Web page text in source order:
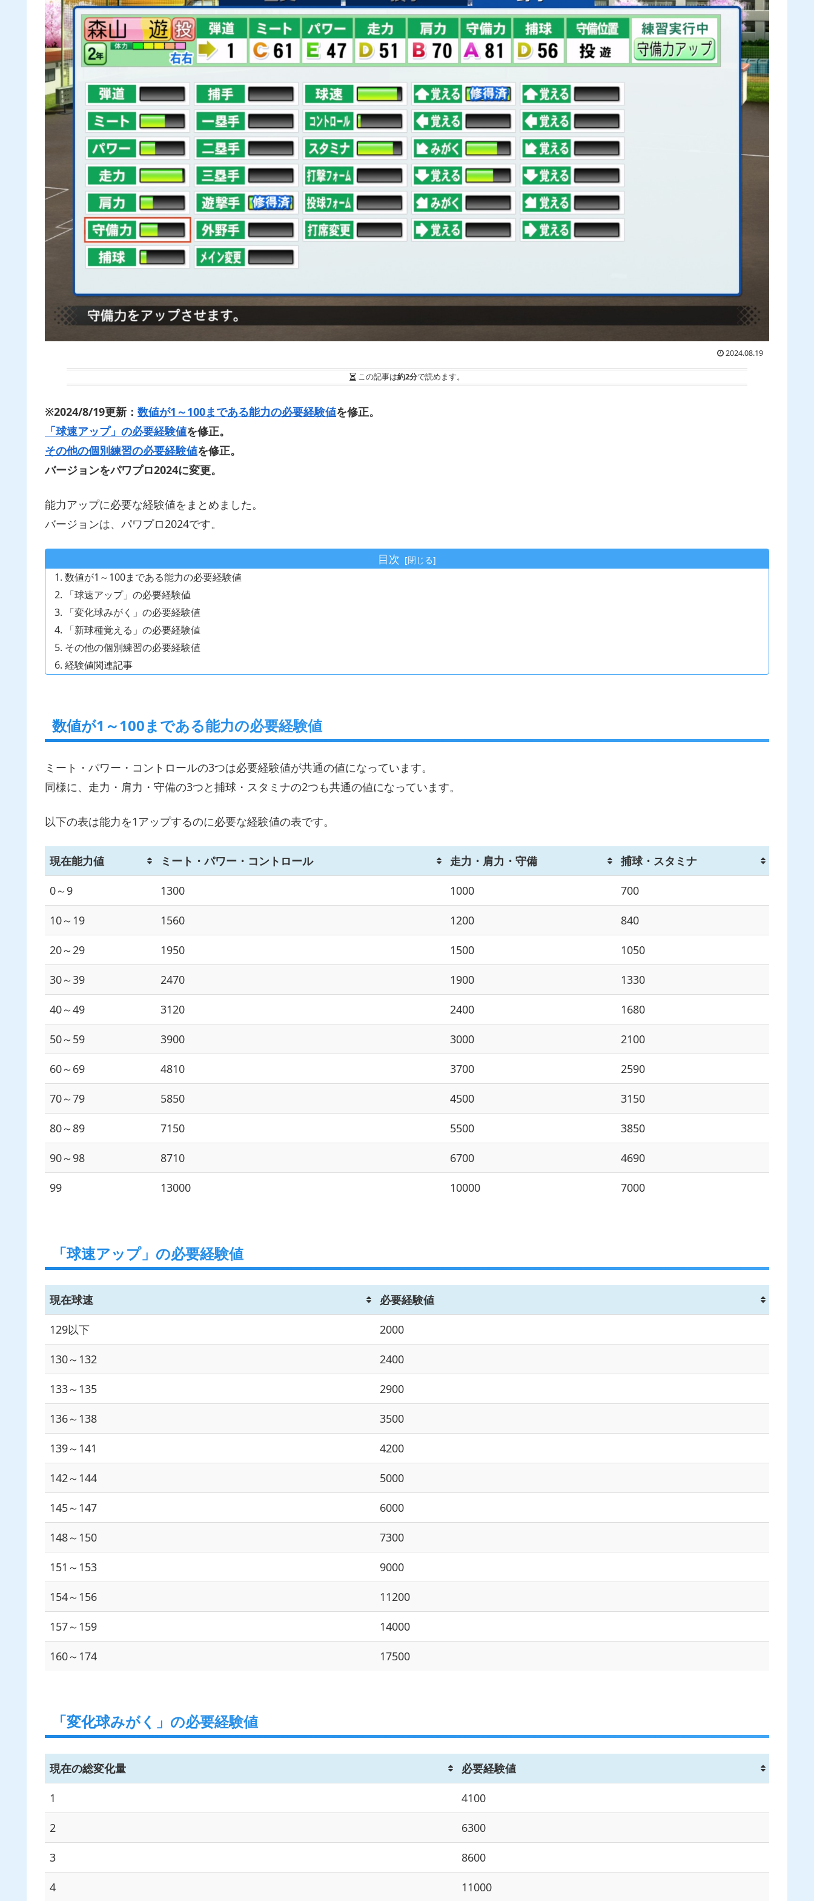
2024.08.19
この記事は約2分で読めます。
※2024/8/19更新： 数値が1～100まである能力の必要経験値を修正。
「球速アップ」の必要経験値を修正。
その他の個別練習の必要経験値を修正。
バージョンをパワプロ2024に変更。
能力アップに必要な経験値をまとめました。
バージョンは、パワプロ2024です。
目次
数値が1～100まである能力の必要経験値
「球速アップ」の必要経験値
「変化球みがく」の必要経験値
「新球種覚える」の必要経験値
その他の個別練習の必要経験値
経験値関連記事
数値が1～100まである能力の必要経験値
ミート・パワー・コントロールの3つは必要経験値が共通の値になっています。
同様に、走力・肩力・守備の3つと捕球・スタミナの2つも共通の値になっています。
以下の表は能力を1アップするのに必要な経験値の表です。
現在能力値 ミート・パワー・コントロール 走力・肩力・守備 捕球・スタミナ
0～9 1300 1000 700
10～19 1560 1200 840
20～29 1950 1500 1050
30～39 2470 1900 1330
40～49 3120 2400 1680
50～59 3900 3000 2100
60～69 4810 3700 2590
70～79 5850 4500 3150
80～89 7150 5500 3850
90～98 8710 6700 4690
99 13000 10000 7000
「球速アップ」の必要経験値
現在球速 必要経験値
129以下 2000
130～132 2400
133～135 2900
136～138 3500
139～141 4200
142～144 5000
145～147 6000
148～150 7300
151～153 9000
154～156 11200
157～159 14000
160～174 17500
「変化球みがく」の必要経験値
現在の総変化量 必要経験値
1 4100
2 6300
3 8600
4 11000